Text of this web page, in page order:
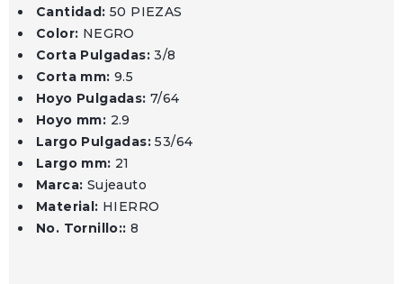
Cantidad: 50 PIEZAS
Color: NEGRO
Corta Pulgadas: 3/8
Corta mm: 9.5
Hoyo Pulgadas: 7/64
Hoyo mm: 2.9
Largo Pulgadas: 53/64
Largo mm: 21
Marca: Sujeauto
Material: HIERRO
No. Tornillo:: 8